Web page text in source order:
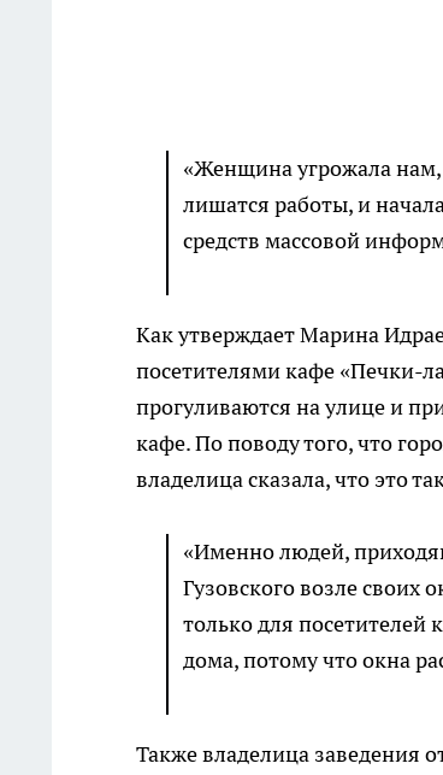
«Женщина угрожала нам,
лишатся работы, и
средств массовой
Как утверждает Марина
посетителями кафе «Печки-
прогуливаются на улице и
кафе. По поводу того, что
владелица сказала, что это
«Именно людей,
Гузовского возле своих
только для
дома, потому что окна
Также владелица заведения